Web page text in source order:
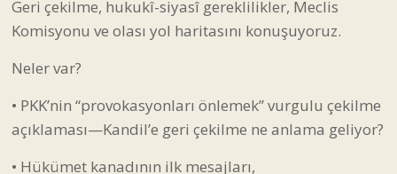
Geri çekilme, hukukî-siyasî gereklilikler, Meclis
Komisyonu ve olası yol haritasını konuşuyoruz.
Neler var?
• PKK’nin “provokasyonları önlemek” vurgulu çekilme
açıklaması—Kandil’e geri çekilme ne anlama geliyor?
• Hükümet kanadının ilk mesajları,